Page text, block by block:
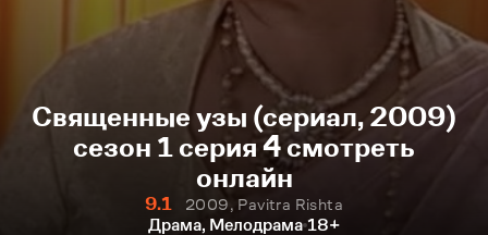
Священные узы (сериал, 2009)
сезон 1 серия 4 смотреть
онлайн
9.1
2009, Pavitra Rishta
Драма, Мелодрама 18+